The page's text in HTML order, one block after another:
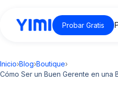
Probar Gratis
Inicio›Blog›Boutique›
Cómo Ser un Buen Gerente en una